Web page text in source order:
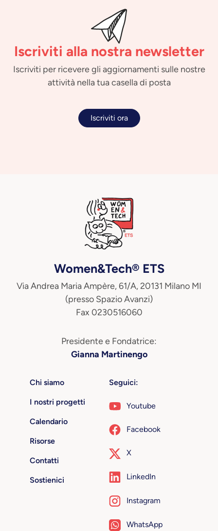
Iscriviti alla nostra newsletter
Iscriviti per ricevere gli aggiornamenti sulle nostre
attività nella tua casella di posta
Iscriviti ora
Women&Tech® ETS
Via Andrea Maria Ampère, 61/A, 20131 Milano MI
(presso Spazio Avanzi)
Fax 0230516060
Presidente e Fondatrice:
Gianna Martinengo
Chi siamo
I nostri progetti
Calendario
Risorse
Contatti
Sostienici
Seguici:
Youtube
Facebook
X
LinkedIn
Instagram
WhatsApp